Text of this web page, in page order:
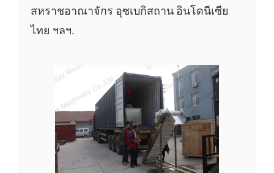
สหราชอาณาจักร อุซเบกิสถาน อินโดนีเซีย
ไทย ฯลฯ.